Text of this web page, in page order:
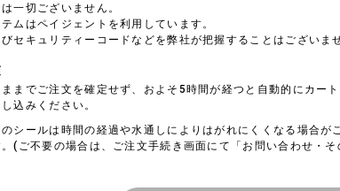
一切ございません。
ムはペイジェントを利用しています。
セキュリティーコードなどを弊社が把握することはございま
までご注文を確定せず、およそ5時間が経つと自動的にカー
込みください。
シールは時間の経過や水通しによりはがれにくくなる場合が
(ご不要の場合は、ご注文手続き画面にて「お問い合わせ・